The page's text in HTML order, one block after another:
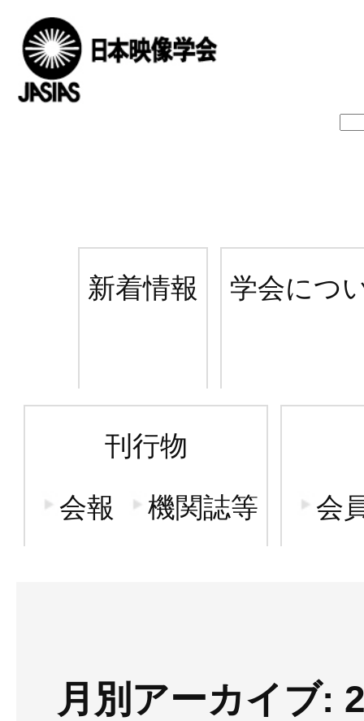
新着情報 学会につ
刊行物
会報
機関誌等 会
月別アーカイブ: